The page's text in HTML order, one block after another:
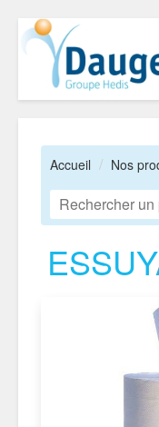
Accueil Nos